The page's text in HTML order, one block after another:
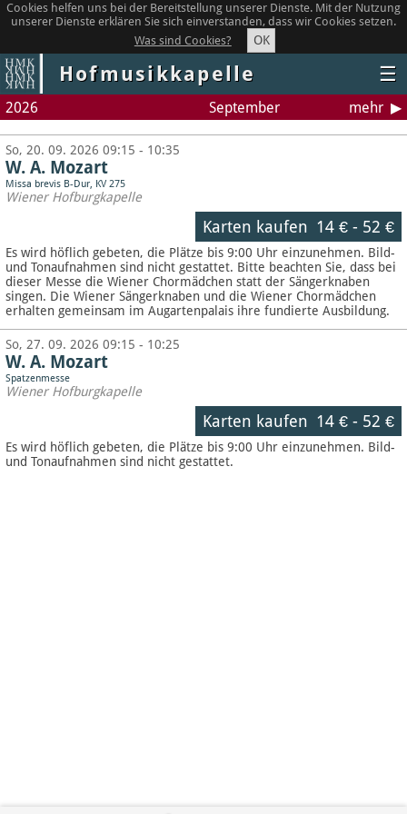
Cookies helfen uns bei der Bereitstellung unserer Dienste. Mit der Nutzung
unserer Dienste erklären Sie sich einverstanden, dass wir Cookies setzen.
Was sind Cookies?
OK
Hofmusikkapelle ☰
2026 September mehr
So, 20. 09. 2026 09:15 - 10:35
W. A. Mozart
Missa brevis B-Dur, KV 275
Wiener Hofburgkapelle
Karten kaufen 14 €- 52 €
Es wird höflich gebeten, die Plätze bis 9:00 Uhr einzunehmen. Bild-
und Tonaufnahmen sind nicht gestattet. Bitte beachten Sie, dass bei
dieser Messe die Wiener Chormädchen statt der Sängerknaben
singen. Die Wiener Sängerknaben und die Wiener Chormädchen
erhalten gemeinsam im Augartenpalais ihre fundierte Ausbildung.
So, 27. 09. 2026 09:15 - 10:25
W. A. Mozart
Spatzenmesse
Wiener Hofburgkapelle
Karten kaufen 14 €- 52 €
Es wird höflich gebeten, die Plätze bis 9:00 Uhr einzunehmen. Bild-
und Tonaufnahmen sind nicht gestattet.